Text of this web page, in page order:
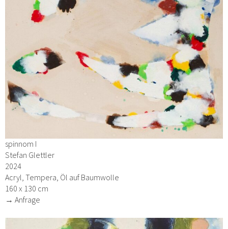
spinnom I
Stefan Glettler
2024
Acryl, Tempera, Öl auf Baumwolle
160 x 130 cm
→ Anfrage